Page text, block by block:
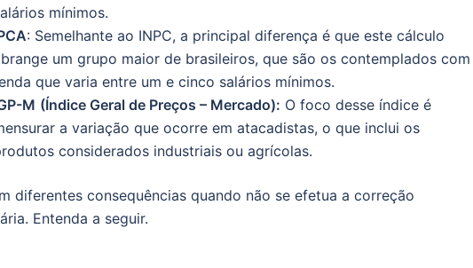
mínimos.
: Semelhante ao INPC, a principal diferença é que este cálculo
um grupo maior de brasileiros, que são os contemplados com
que varia entre um e cinco salários mínimos.
M (Índice Geral de Preços – Mercado): O foco desse índice é
a variação que ocorre em atacadistas, o que inclui os
considerados industriais ou agrícolas.
diferentes consequências quando não se efetua a correção
Entenda a seguir.